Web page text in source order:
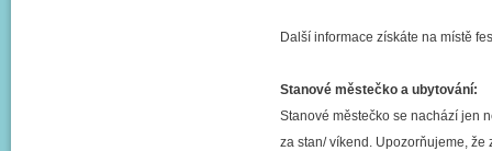
Další informace získáte na místě
Stanové městečko a ubytování:
Stanové městečko se nachází jen
za stan/ víkend. Upozorňujeme, že